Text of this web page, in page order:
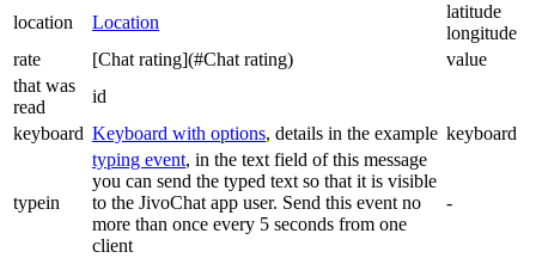
location Location
latitude
longitude
rate
[Chat rating](#Chat rating)
value
that was
read
id
keyboard Keyboard with options, details in the example keyboard
typein
typing event, in the text field of this message
you can send the typed text so that it is visible
to the JivoChat app user. Send this event no
more than once every 5 seconds from one
client
-